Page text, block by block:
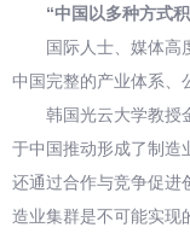
“中国以多种方式
国际人士、媒体高
中国完整的产业体系、
韩国光云大学教授
于中国推动形成了制造
还通过合作与竞争促进
造业集群是不可能实现